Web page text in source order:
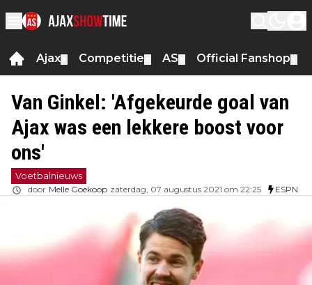
Ajax Competitie AS Official Fanshop
Van Ginkel: 'Afgekeurde goal van
Ajax was een lekkere boost voor
ons'
Voetbalnieuws
door Melle Goekoop zaterdag, 07 augustus 2021 om 22:25 ESPN